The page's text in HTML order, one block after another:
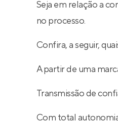
Seja em relação a
no processo.
Confira, a seguir,
A partir de uma
Transmissão de
Com total